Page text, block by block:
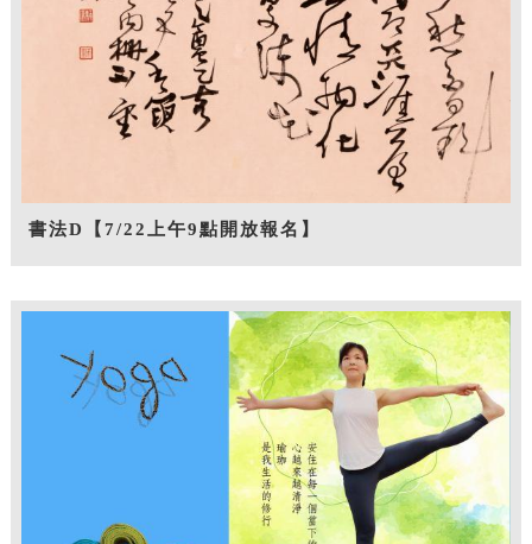
書法D【7/22上午9點開放報名】